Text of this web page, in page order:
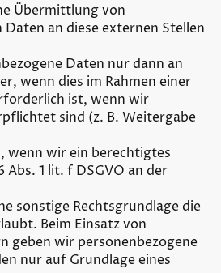
Übermittlung von
Daten an diese externen Stellen
Daten nur dann an
wenn dies im Rahmen einer
ist, wenn wir
sind (z. B. Weitergabe
wenn wir ein berechtigtes
Abs. 1 lit. f DSGVO an der
sonstige Rechtsgrundlage die
Beim Einsatz von
geben wir personenbezogene
nur auf Grundlage eines